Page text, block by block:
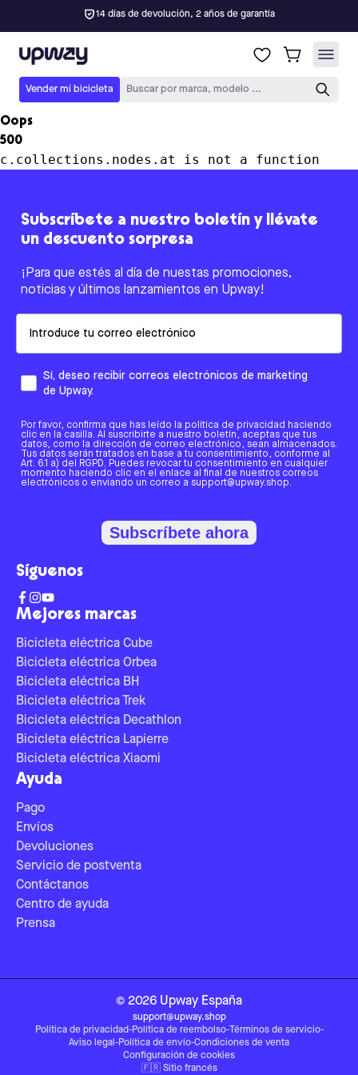
14 días de devolución, 2 años de garantía
Upway
Vender mi bicicleta Buscar por marca, modelo ...
Oops
500
c.collections.nodes.at is not a function
Mejores marcas
Bicicleta eléctrica Cube
Bicicleta eléctrica Orbea
Bicicleta eléctrica BH
Bicicleta eléctrica Trek
Bicicleta eléctrica Decathlon
Bicicleta eléctrica Lapierre
Bicicleta eléctrica Xiaomi
Ayuda
Pago
Envíos
Devoluciones
Servicio de postventa
Contáctanos
Centro de ayuda
Prensa
Subscríbete a nuestro boletín y llévate
un descuento sorpresa
¡Para que estés al día de nuestas promociones,
noticias y últimos lanzamientos en Upway!
Sí, deseo recibir correos electrónicos de marketing
de Upway.
Por favor, confirma que has leído la política de privacidad haciendo
clic en la casilla. Al suscribirte a nuestro boletín, aceptas que tus
datos, como la dirección de correo electrónico, sean almacenados.
Tus datos serán tratados en base a tu consentimiento, conforme al
Art. 6.1 a) del RGPD. Puedes revocar tu consentimiento en cualquier
momento haciendo clic en el enlace al final de nuestros correos
electrónicos o enviando un correo a support@upway.shop.
Subscríbete ahora
Síguenos
© 2026 Upway España
support@upway.shop
Política de privacidad-Política de reembolso-Términos de servicio-
Aviso legal -Política de envío-Condiciones de venta
Configuración de cookies
🇫🇷 Sitio francés